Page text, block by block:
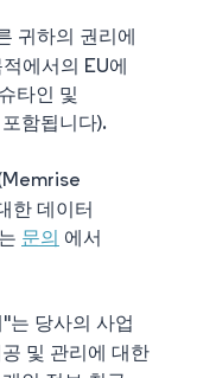
귀하의 권리에
에서의 EU에
타인 및
함됩니다).
한 데이터
문의 에서
는 당사의 사업
및 관리에 대한